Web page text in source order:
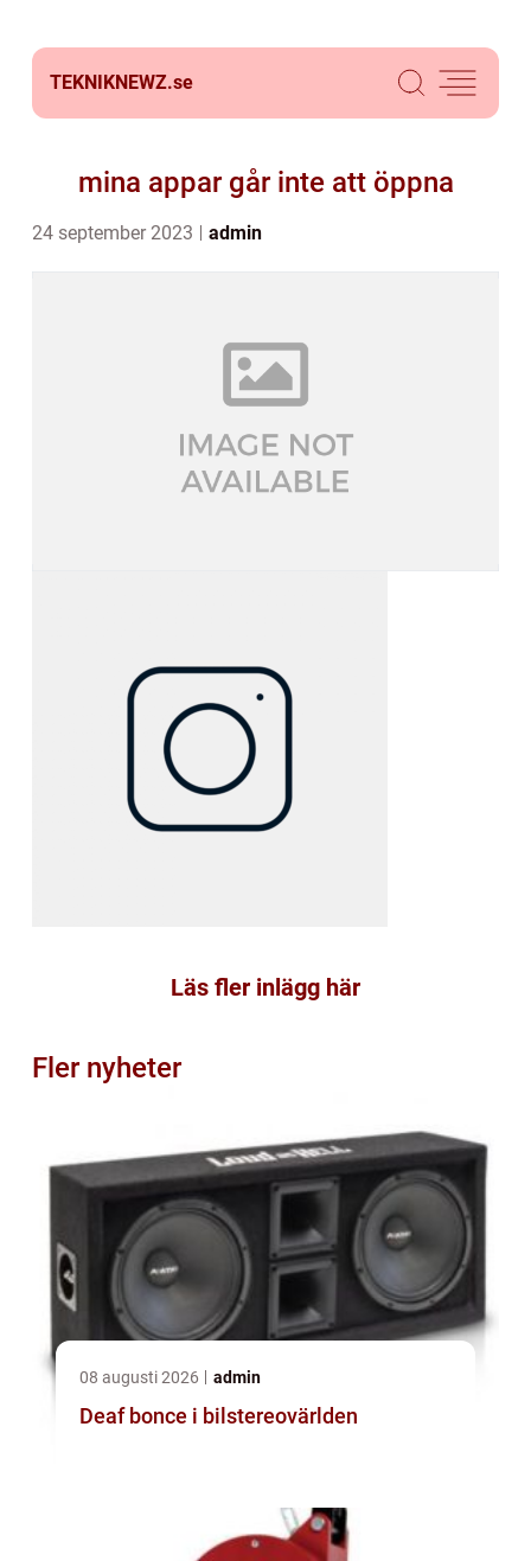
TEKNIKNEWZ.se
mina appar går inte att öppna
24 september 2023 admin
Läs fler inlägg här
Fler nyheter
08 augusti 2026 admin
Deaf bonce i bilstereovärlden